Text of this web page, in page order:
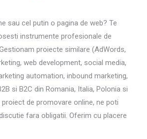
sau cel putin o pagina de web? Te
instrumente profesionale de
proiecte similare (AdWords,
web development, social media,
automation, inbound marketing,
si B2C din Romania, Italia, Polonia si
proiect de promovare online, ne poti
fara obligatii. Oferim cu placere